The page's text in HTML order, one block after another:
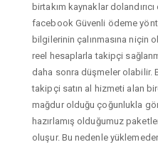
birtakım kaynaklar
facebook Güvenli ödeme
bilgilerinin çalınmasına niçin
reel hesaplarla takipçi
daha sonra düşmeler olabilir.
takipçi satın al hizmeti alan
mağdur olduğu çoğunlukla
hazırlamış olduğumuz
oluşur. Bu nedenle